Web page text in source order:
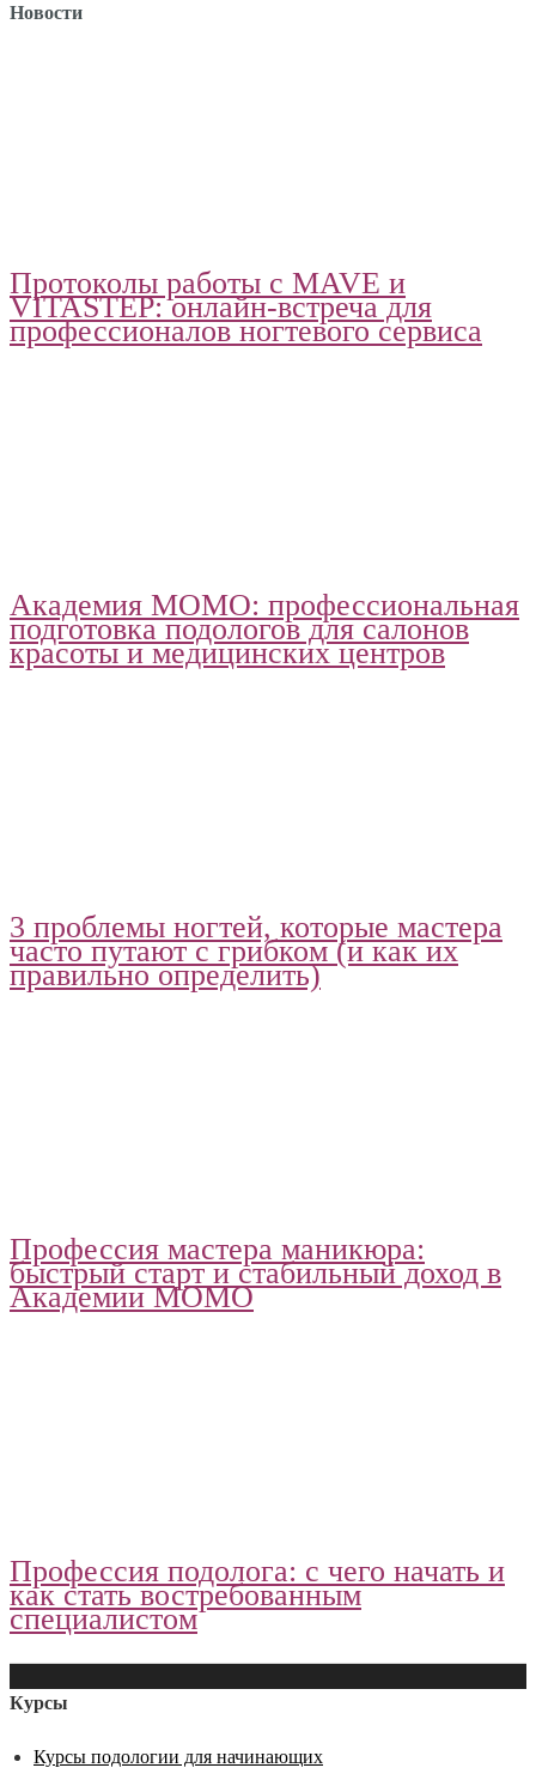
Новости
Протоколы работы с MAVE и
VITASTEP: онлайн-встреча для
профессионалов ногтевого сервиса
Академия МОМО: профессиональная
подготовка подологов для салонов
красоты и медицинских центров
3 проблемы ногтей, которые мастера
часто путают с грибком (и как их
правильно определить)
Профессия мастера маникюра:
быстрый старт и стабильный доход в
Академии МОМО
Профессия подолога: с чего начать и
как стать востребованным
специалистом
Курсы
Курсы подологии для начинающих